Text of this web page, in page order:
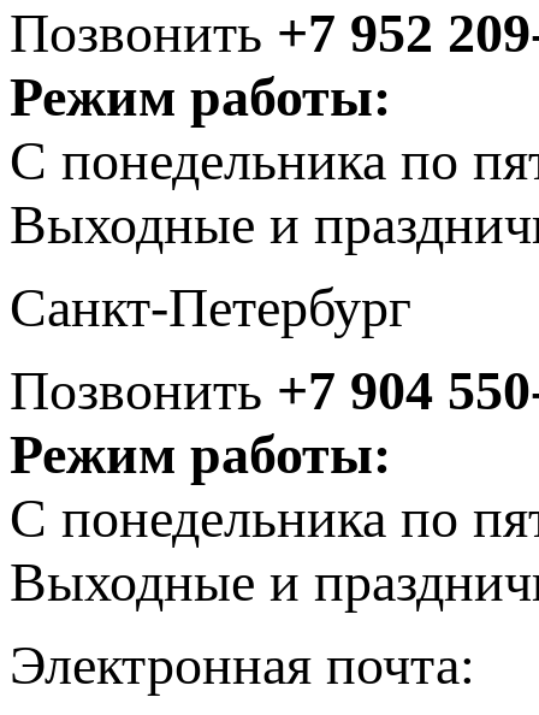
Позвонить +7 952
Режим работы:
С понедельника по
Выходные и
Санкт-Петербург
Позвонить +7 904
Режим работы:
С понедельника по
Выходные и
Электронная почта: